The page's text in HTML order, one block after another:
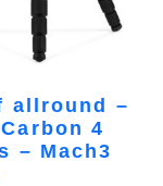
allround –
4
– Mach3